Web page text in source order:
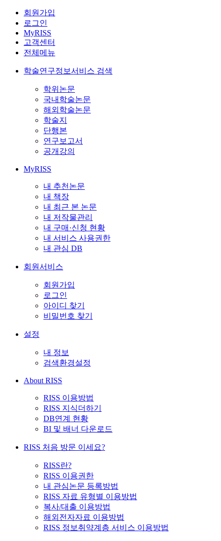
회원가입
로그인
MyRISS
고객센터
전체메뉴
학술연구정보서비스 검색
학위논문
국내학술논문
해외학술논문
학술지
단행본
연구보고서
공개강의
MyRISS
내 추천논문
내 책장
내 최근 본 논문
내 저작물관리
내 구매·신청 현황
내 서비스 사용권한
내 관심 DB
회원서비스
회원가입
로그인
아이디 찾기
비밀번호 찾기
설정
내 정보
검색환경설정
About RISS
RISS 이용방법
RISS 지식더하기
DB연계 현황
BI 및 배너 다운로드
RISS 처음 방문 이세요?
RISS란?
RISS 이용권한
내 관심논문 등록방법
RISS 자료 유형별 이용방법
복사/대출 이용방법
해외전자자료 이용방법
RISS 정보취약계층 서비스 이용방법